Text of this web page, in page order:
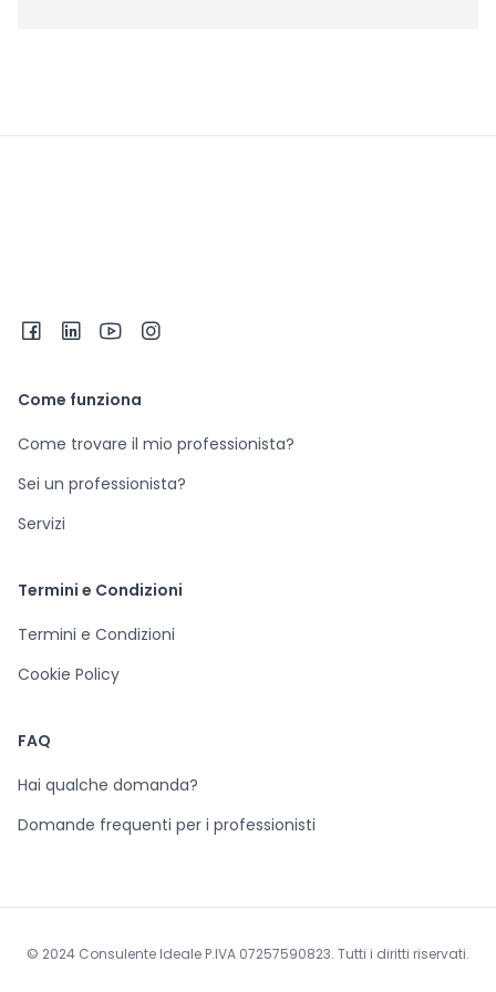
Come funziona
Come trovare il mio professionista?
Sei un professionista?
Servizi
Termini e Condizioni
Termini e Condizioni
Cookie Policy
FAQ
Hai qualche domanda?
Domande frequenti per i professionisti
© 2024 Consulente Ideale P.IVA 07257590823. Tutti i diritti riservati.